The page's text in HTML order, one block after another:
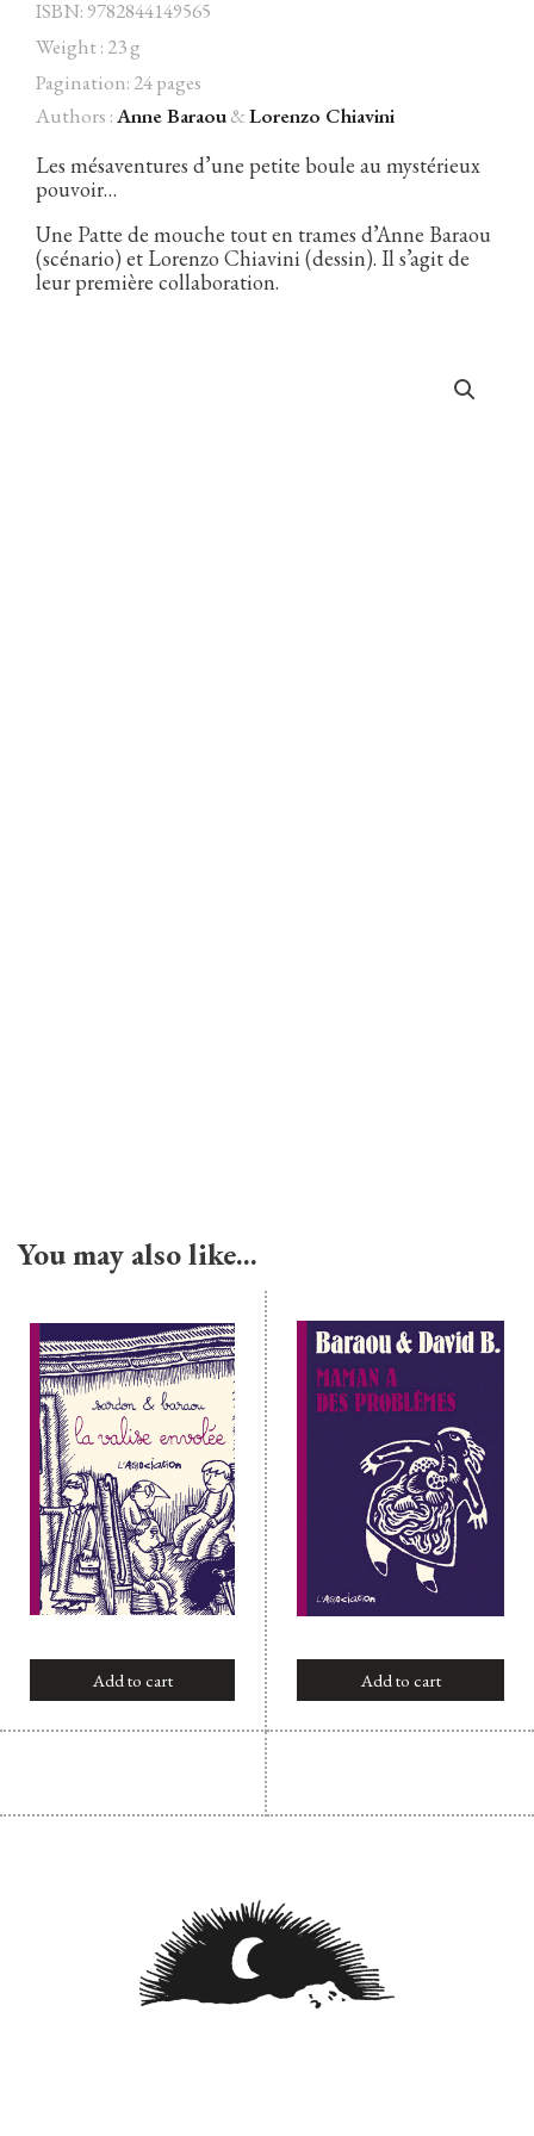
Facebook Instagram Twitter
Hébergé par Vixns
ISBN: 9782844149565
Weight : 23 g
Pagination: 24 pages
Authors :Anne Baraou&Lorenzo Chiavini
Les mésaventures d’une petite boule au mystérieux
pouvoir…
Une Patte de mouche tout en trames d’Anne Baraou
(scénario) et Lorenzo Chiavini (dessin). Il s’agit de
leur première collaboration.
You may also like…
Add to cart Add to cart